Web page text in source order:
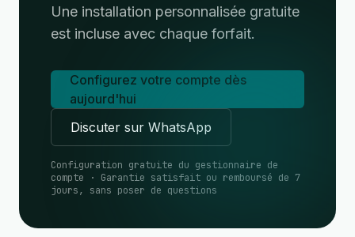
Une installation personnalisée gratuite
est incluse avec chaque forfait.
Configurez votre compte dès
aujourd'hui
Discuter sur WhatsApp
Configuration gratuite du gestionnaire de
compte · Garantie satisfait ou remboursé de 7
jours, sans poser de questions